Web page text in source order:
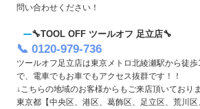
問い合わせください！
🔧TOOL OFF ツールオフ 足立店🔧
📞 0120-979-736
ツールオフ足立店は東京メトロ北綾瀬駅から徒
で、電車でもお車でもアクセス抜群です！！
↓こちらの地域のお客様からもご来店頂いており
東京都【中央区、港区、葛飾区、足立区、荒川